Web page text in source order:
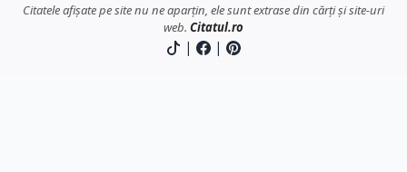
Citatele afișate pe site nu ne aparțin, ele sunt extrase din cărți și site-uri
web. Citatul.ro
| |